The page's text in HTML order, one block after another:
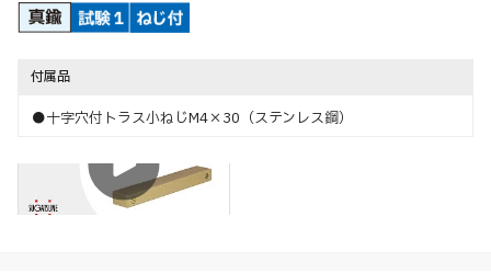
付属品
●十字穴付トラス小ねじM4×30（ステンレス鋼）